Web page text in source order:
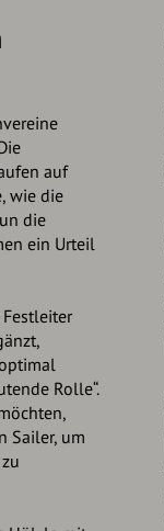
auf
wie die
die
ein Urteil
Rolle“.
Sailer, um